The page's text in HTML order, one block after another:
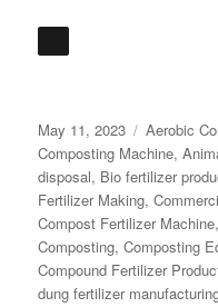
Posted
on
May 11, 2023 Categories
Aerobic
Composting Machine,
disposal, Bio fertilizer
Fertilizer Making,
Compost Fertilizer Machine
Composting,Composting
Compound Fertilizer
dung fertilizer